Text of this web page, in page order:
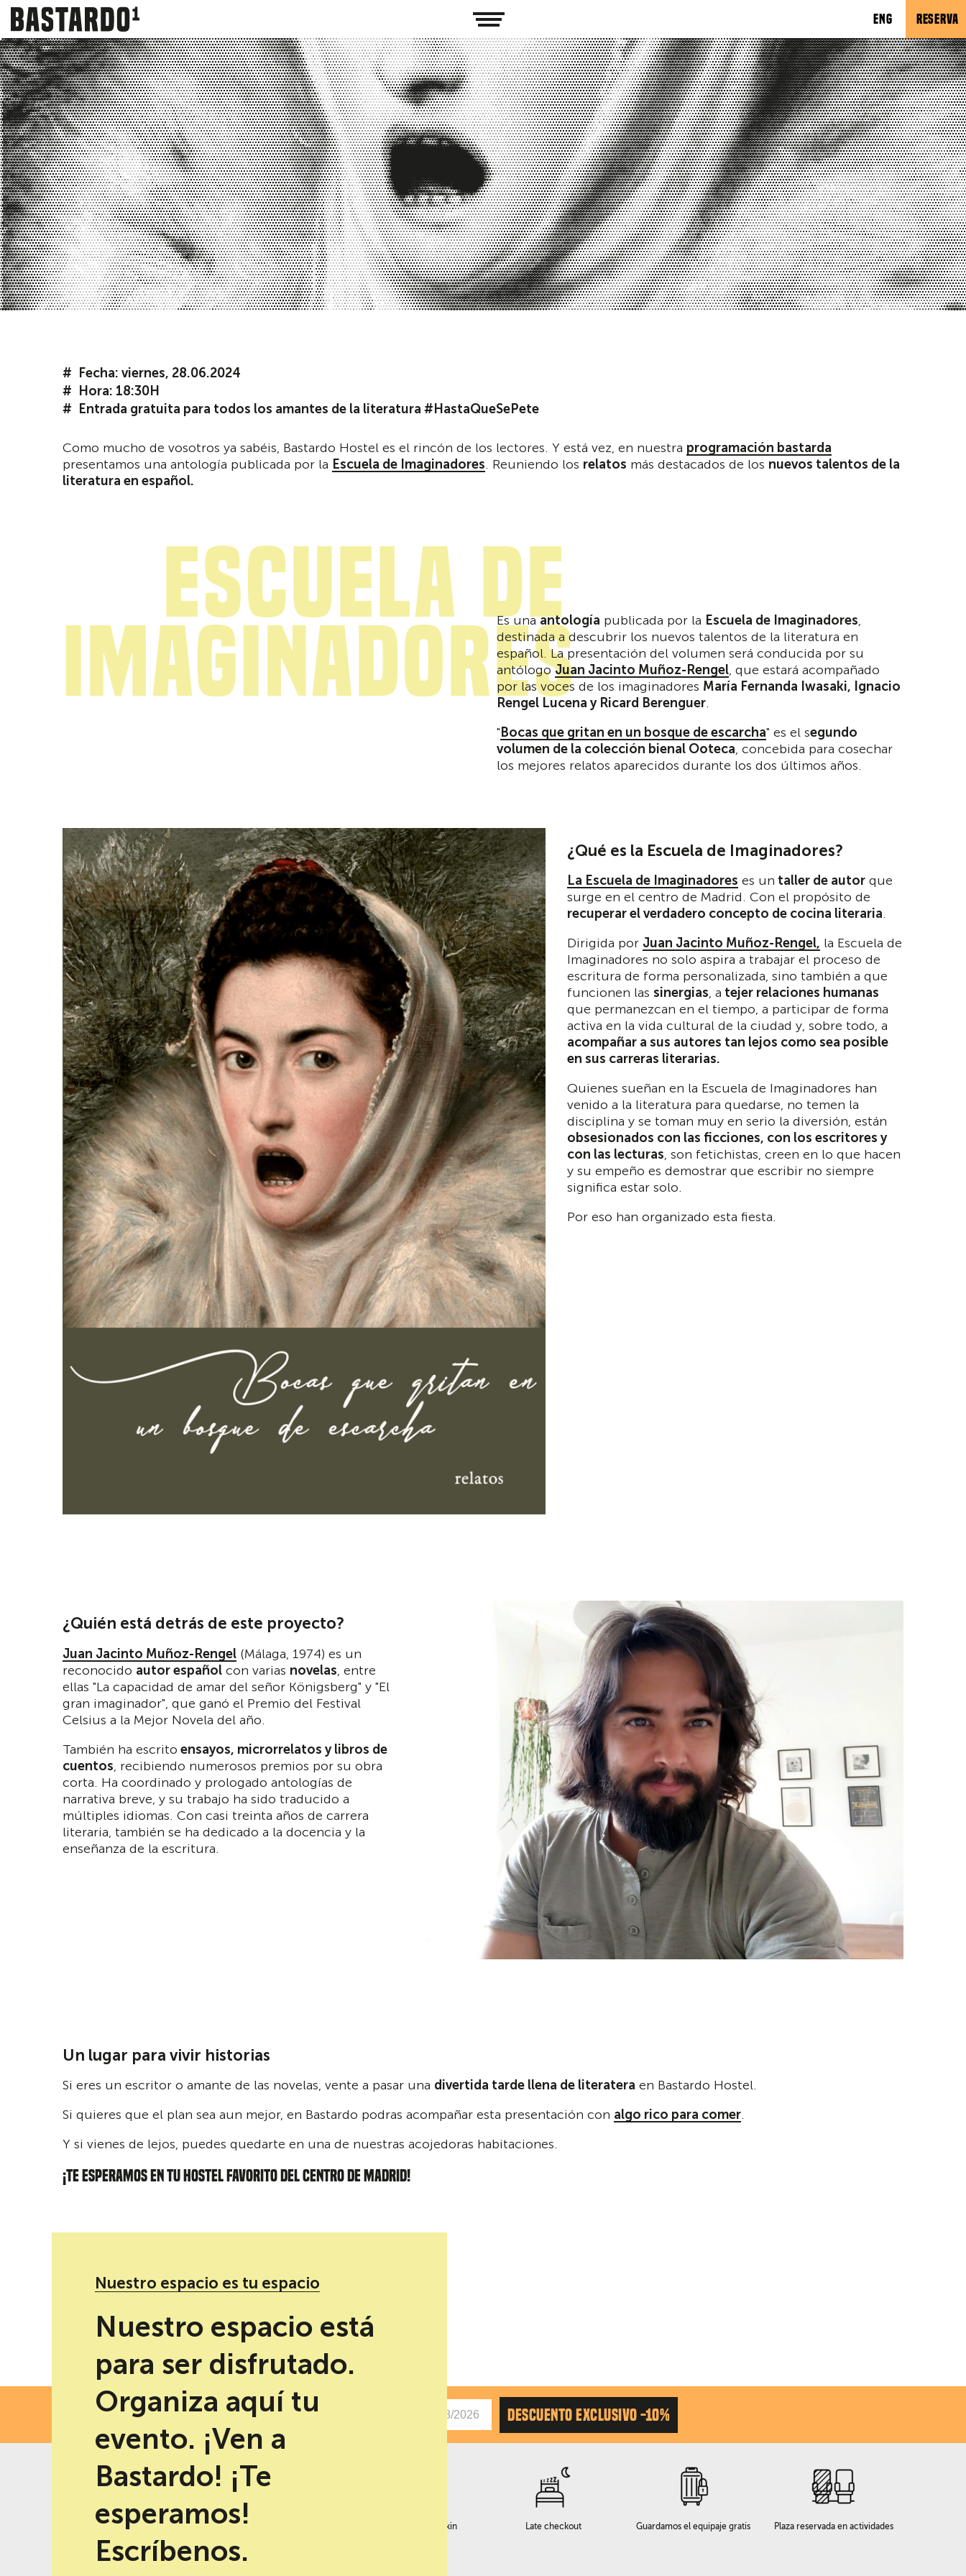
ENG RESERVA
Fecha: viernes, 28.06.2024
Hora: 18:30H
Entrada gratuita para todos los amantes de la literatura #HastaQueSePete
Como mucho de vosotros ya sabéis, Bastardo Hostel es el rincón de los lectores. Y está vez, en nuestra programación bastarda
presentamos una antología publicada por la Escuela de Imaginadores. Reuniendo los relatos más destacados de los nuevos talentos de la
literatura en español.
Escuela de
imaginadores
Es unaantología publicada por la Escuela de Imaginadores,
destinada a descubrir los nuevos talentos de la literatura en
español. La presentación del volumen será conducida por su
antólogoJuan Jacinto Muñoz-Rengel, que estará acompañado
por las voces de los imaginadores María Fernanda Iwasaki, Ignacio
Rengel Lucena y Ricard Berenguer.
"Bocas que gritan en un bosque de escarcha" es el segundo
volumen de la colección bienal Ooteca, concebida para cosechar
los mejores relatos aparecidos durante los dos últimos años.
¿Qué es la Escuela de Imaginadores?
La Escuela de Imaginadores es un taller de autor que
surge en el centro de Madrid. Con el propósito de
recuperar el verdadero concepto de cocina literaria.
Dirigida por Juan Jacinto Muñoz-Rengel, la Escuela de
Imaginadores no solo aspira a trabajar el proceso de
escritura de forma personalizada, sino también a que
funcionen las sinergias, a tejer relaciones humanas
que permanezcan en el tiempo, a participar de forma
activa en la vida cultural de la ciudad y, sobre todo, a
acompañar a sus autores tan lejos como sea posible
en sus carreras literarias.
Quienes sueñan en la Escuela de Imaginadores han
venido a la literatura para quedarse, no temen la
disciplina y se toman muy en serio la diversión, están
obsesionados con las ficciones, con los escritores y
con las lecturas, son fetichistas, creen en lo que hacen
y su empeño es demostrar que escribir no siempre
significa estar solo.
Por eso han organizado esta fiesta.
¿Quién está detrás de este proyecto?
Juan Jacinto Muñoz-Rengel (Málaga, 1974) es un
reconocido autor español con varias novelas, entre
ellas "La capacidad de amar del señor Königsberg" y "El
gran imaginador", que ganó el Premio del Festival
Celsius a la Mejor Novela del año.
También ha escrito ensayos, microrrelatos y libros de
cuentos, recibiendo numerosos premios por su obra
corta. Ha coordinado y prologado antologías de
narrativa breve, y su trabajo ha sido traducido a
múltiples idiomas. Con casi treinta años de carrera
literaria, también se ha dedicado a la docencia y la
enseñanza de la escritura.
Un lugar para vivir historias
Si eres un escritor o amante de las novelas, vente a pasar una divertida tarde llena de literatera en Bastardo Hostel.
Si quieres que el plan sea aun mejor, en Bastardo podras acompañar esta presentación con algo rico para comer.
Y si vienes de lejos, puedes quedarte en una de nuestras acojedoras habitaciones.
¡TE ESPERAMOS EN TU HOSTEL FAVORITO DEL CENTRO DE MADRID!
FECHAS DESCUENTO EXCLUSIVO -10%
-10% de descuento al reservar en
Mejor precio garantizado Servicio early checkin Late checkout Guardamos el equipaje gratis Plaza reservada en actividades
Nuestro espacio es tu espacio
Nuestro espacio está
para ser disfrutado.
Organiza aquí tu
evento. ¡Ven a
Bastardo! ¡Te
esperamos!
Escríbenos.